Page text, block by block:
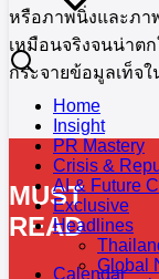
Home
Insight
PR Mastery
Crisis &
AI & Future
Exclusive
Headlines
Global
หรือภาพนิ่งและภา
เหมือนจริงจนน่าต
กระจายข้อมูลเท็จ
MUST
READ
Calendar